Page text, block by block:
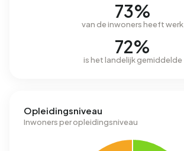
73%
van de inwoners heeft werk
72%
is het landelijk gemiddelde
Opleidingsniveau
Inwoners per opleidingsniveau